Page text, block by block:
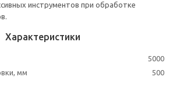
инструментов при обработке
Характеристики
5000
мм
500